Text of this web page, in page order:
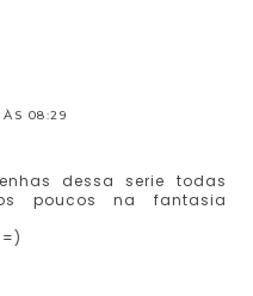
08:29
dessa serie todas
poucos na fantasia